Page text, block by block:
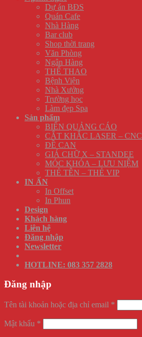
Dự án BĐS
Quán Cafe
Nhà Hàng
Bar club
Shop thời trang
Văn Phòng
Ngân Hàng
THỂ THAO
Bệnh Viện
Nhà Xưởng
Trường học
Làm đẹp Spa
Sản phẩm
BIỂN QUẢNG CÁO
CẮT KHẮC LASER – CNC
ĐỀ CAN
GIÁ CHỮ X – STANDEE
MÓC KHÓA – LƯU NIỆM
THẺ TÊN – THẺ VIP
IN ẤN
In Offset
In Phun
Design
Khách hàng
Liên hệ
Đăng nhập
Newsletter
HOTLINE: 083 357 2828
Đăng nhập
Tên tài khoản hoặc địa chỉ email *
Mật khẩu *